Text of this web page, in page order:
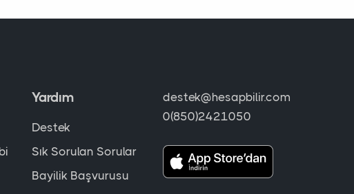
Yardım
Destek
Sık Sorulan Sorular
Bayilik Başvurusu
destek@hesapbilir.com
0(850)2421050